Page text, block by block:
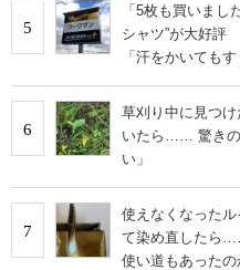
5
「5枚も買いま
シャツ”が大好評
「汗をかいても
6
草刈り中に見つ
いたら…… 驚きの
い」
7
使えなくなった
て染め直したら
使い道もあったの